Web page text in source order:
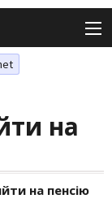
на
на пенсію